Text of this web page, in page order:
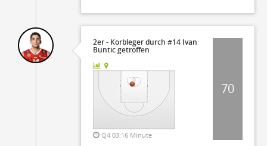
2er - Korbleger durch #14 Ivan
Buntic getroffen
Q4 03:16 Minute
70